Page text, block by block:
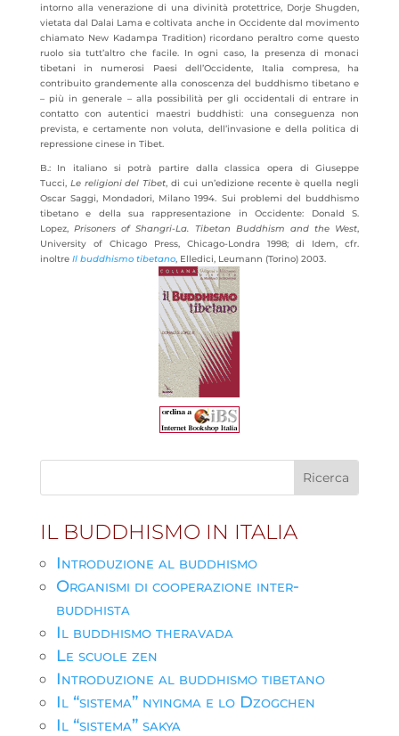
intorno alla venerazione di una divinità protettrice, Dorje Shugden,
vietata dal Dalai Lama e coltivata anche in Occidente dal movimento
chiamato New Kadampa Tradition) ricordano peraltro come questo
ruolo sia tutt’altro che facile. In ogni caso, la presenza di monaci
tibetani in numerosi Paesi dell’Occidente, Italia compresa, ha
contribuito grandemente alla conoscenza del buddhismo tibetano e
– più in generale – alla possibilità per gli occidentali di entrare in
contatto con autentici maestri buddhisti: una conseguenza non
prevista, e certamente non voluta, dell’invasione e della politica di
repressione cinese in Tibet.
B.: In italiano si potrà partire dalla classica opera di Giuseppe
Tucci, Le religioni del Tibet, di cui un’edizione recente è quella negli
Oscar Saggi, Mondadori, Milano 1994. Sui problemi del buddhismo
tibetano e della sua rappresentazione in Occidente: Donald S.
Lopez, Prisoners of Shangri-La. Tibetan Buddhism and the West,
University of Chicago Press, Chicago-Londra 1998; di Idem, cfr.
inoltre Il buddhismo tibetano, Elledici, Leumann (Torino) 2003.
IL BUDDHISMO IN ITALIA
Introduzione al buddhismo
Organismi di cooperazione inter-
buddhista
Il buddhismo theravada
Le scuole zen
Introduzione al buddhismo tibetano
Il “sistema” nyingma e lo Dzogchen
Il “sistema” sakya